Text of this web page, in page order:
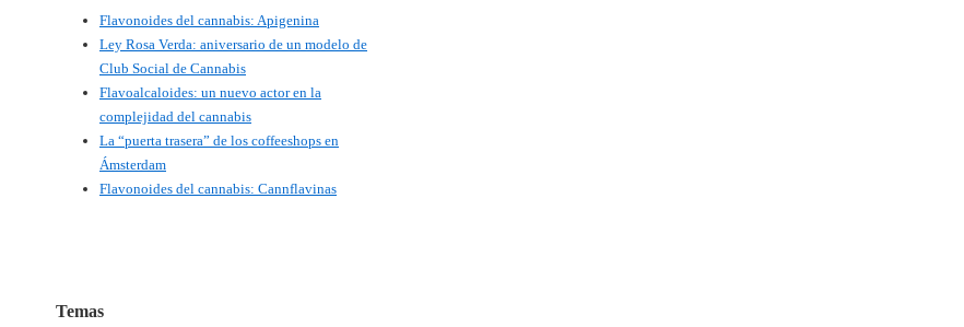
Navigating
Flavonoides del cannabis: Apigenina
Ley Rosa Verda: aniversario de un modelo de
Club Social de Cannabis
Flavoalcaloides: un nuevo actor en la
complejidad del cannabis
La “puerta trasera” de los coffeeshops en
Ámsterdam
Flavonoides del cannabis: Cannflavinas
Temas